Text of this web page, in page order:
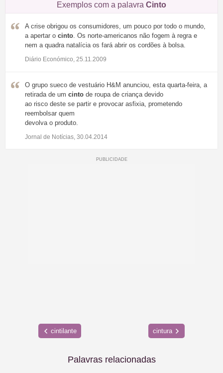
Exemplos com a palavra Cinto
A crise obrigou os consumidores, um pouco por todo o mundo,
a apertar o cinto. Os norte-americanos não fogem à regra e
nem a quadra natalícia os fará abrir os cordões à bolsa.
Diário Económico, 25.11.2009
O grupo sueco de vestuário H&M anunciou, esta quarta-feira, a
retirada de um cinto de roupa de criança devido
ao risco deste se partir e provocar asfixia, prometendo
reembolsar quem
devolva o produto.
Jornal de Notícias, 30.04.2014
cintilante cintura
Palavras relacionadas